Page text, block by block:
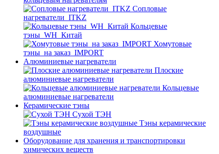
Cопловые
нагреватели_ITKZ
Кольцевые
тэны_WH_Китай
Хомутовые
тэны_на заказ_IMPORT
Алюминиевые нагреватели
Плоские
алюминиевые нагреватели
Кольцевые
алюминиевые нагреватели
Керамические тэны
Сухой ТЭН
Тэны керамические
воздушные
Оборудование для хранения и транспортировки
химических веществ